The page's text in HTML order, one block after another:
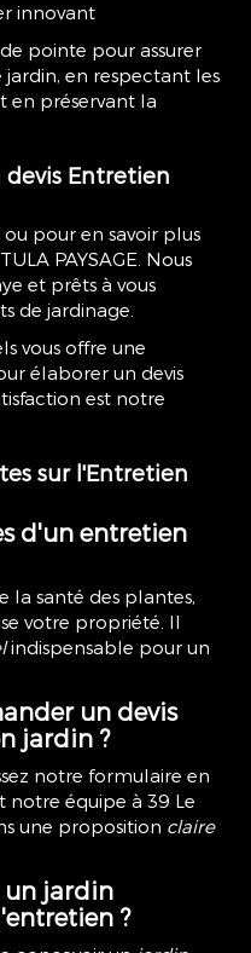
innovant
pointe pour assurer
en respectant les
en préservant la
Entretien
pour en savoir plus
PAYSAGE. Nous
et prêts à vous
de jardinage.
vous offre une
élaborer un devis
est notre
sur l'Entretien
d'un entretien
la santé des plantes,
votre propriété. Il
indispensable pour un
un devis
jardin ?
notre formulaire en
équipe à 39 Le
une proposition claire
un jardin
?